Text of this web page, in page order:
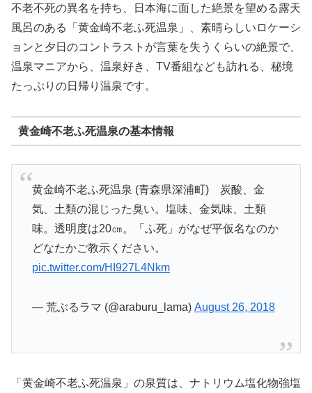
不老不死の異名を持ち、日本海に面した絶景を望める露天
風呂のある「黄金崎不老ふ死温泉」、素晴らしいロケーシ
ョンと夕日のコントラストが言葉を失うくらいの絶景で、
温泉マニアから、温泉好き、TV番組なども訪れる、秘境
たっぷりの日帰り温泉です。
黄金崎不老ふ死温泉の基本情報
黄金崎不老ふ死温泉 (青森県深浦町) 炭酸、金
気、土類の混じった臭い。塩味、金気味、土類
味。透明度は20㎝。「ふ死」がなぜ平仮名なのか
どなたかご教示ください。
pic.twitter.com/HI927L4Nkm
— 荒ぶるラマ (@araburu_lama) August 26, 2018
「黄金崎不老ふ死温泉」の泉質は、ナトリウム塩化物強塩